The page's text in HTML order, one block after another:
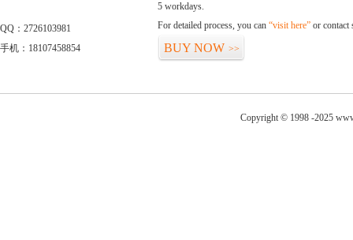
QQ：2726103981
手机：18107458854
5 workdays.
For detailed process, you can “visit here” or contact
BUY NOW >>
Copyright © 1998 -2025